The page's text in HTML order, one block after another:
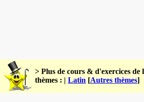
> Plus de cours & d'exercices de
thèmes : | Latin [Autres thèmes]